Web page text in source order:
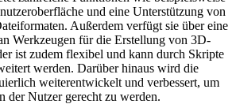
und eine Unterstützung von
Außerdem verfügt sie über eine
Werkzeugen für die Erstellung von 3D-
ist zudem flexibel und kann durch Skripte
werden. Darüber hinaus wird die
weiterentwickelt und verbessert, um
der Nutzer gerecht zu werden.